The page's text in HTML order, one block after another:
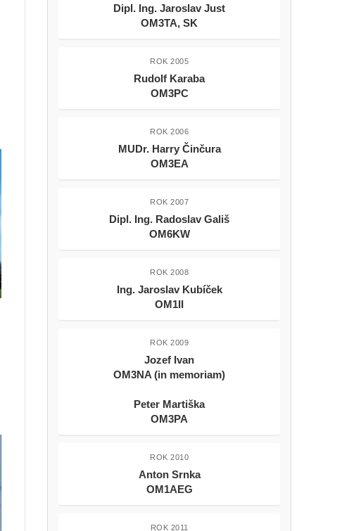
Dipl. Ing. Jaroslav Just
OM3TA, SK
ROK 2005
Rudolf Karaba
OM3PC
ROK 2006
MUDr. Harry Činčura
OM3EA
ROK 2007
Dipl. Ing. Radoslav Gališ
OM6KW
ROK 2008
Ing. Jaroslav Kubíček
OM1II
ROK 2009
Jozef Ivan
OM3NA (in memoriam)
Peter Martiška
OM3PA
ROK 2010
Anton Srnka
OM1AEG
ROK 2011